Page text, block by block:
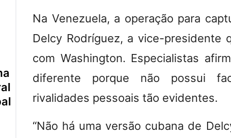
Na Venezuela, a operação para
Delcy Rodríguez, a vice-presidente
com Washington. Especialistas
diferente porque não possui
rivalidades pessoais tão evidentes.
“Não há uma versão cubana de